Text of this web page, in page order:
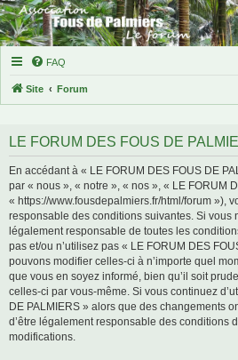
FAQ
Site Forum
LE FORUM DES FOUS DE
En accédant à « LE FORUM DES FOUS DE
par « nous », « notre », « nos », « LE FORUM
« https://www.fousdepalmiers.fr/html/forum »),
responsable des conditions suivantes. Si vous
légalement responsable de toutes les
pas et/ou n’utilisez pas « LE FORUM DES
pouvons modifier celles-ci à n’importe quel
que vous en soyez informé, bien qu’il soit
celles-ci par vous-même. Si vous continuez
DE PALMIERS » alors que des changements
d’être légalement responsable des conditions
modifications.